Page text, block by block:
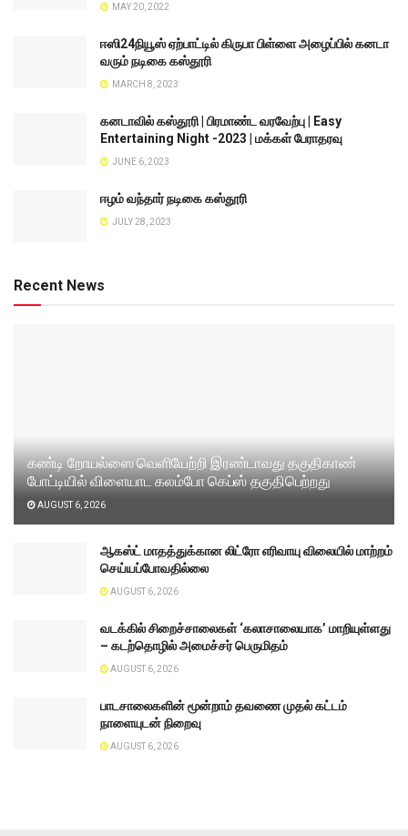
MAY 20, 2022
ஈஸி24நியூஸ் ஏற்பாட்டில் கிருபா பிள்ளை அழைப்பில் கனடா
வரும் நடிகை கஸ்தூரி
MARCH 8, 2023
கனடாவில் கஸ்தூரி | பிரமாண்ட வரவேற்பு | Easy
Entertaining Night -2023 | மக்கள் பேராதரவு
JUNE 6, 2023
ஈழம் வந்தார் நடிகை கஸ்தூரி
JULY 28, 2023
Recent News
கண்டி றோயல்ஸை வெளியேற்றி இரண்டாவது தகுதிகாண்
போட்டியில் விளையாட கலம்போ கெப்ஸ் தகுதிபெற்றது
AUGUST 6, 2026
ஆகஸ்ட் மாதத்துக்கான லிட்ரோ எரிவாயு விலையில் மாற்றம்
செய்யப்போவதில்லை
AUGUST 6, 2026
வடக்கில் சிறைச்சாலைகள் ‘கலாசாலையாக’ மாறியுள்ளது
– கடற்தொழில் அமைச்சர் பெருமிதம்
AUGUST 6, 2026
பாடசாலைகளின் மூன்றாம் தவணை முதல் கட்டம்
நாளையுடன் நிறைவு
AUGUST 6, 2026